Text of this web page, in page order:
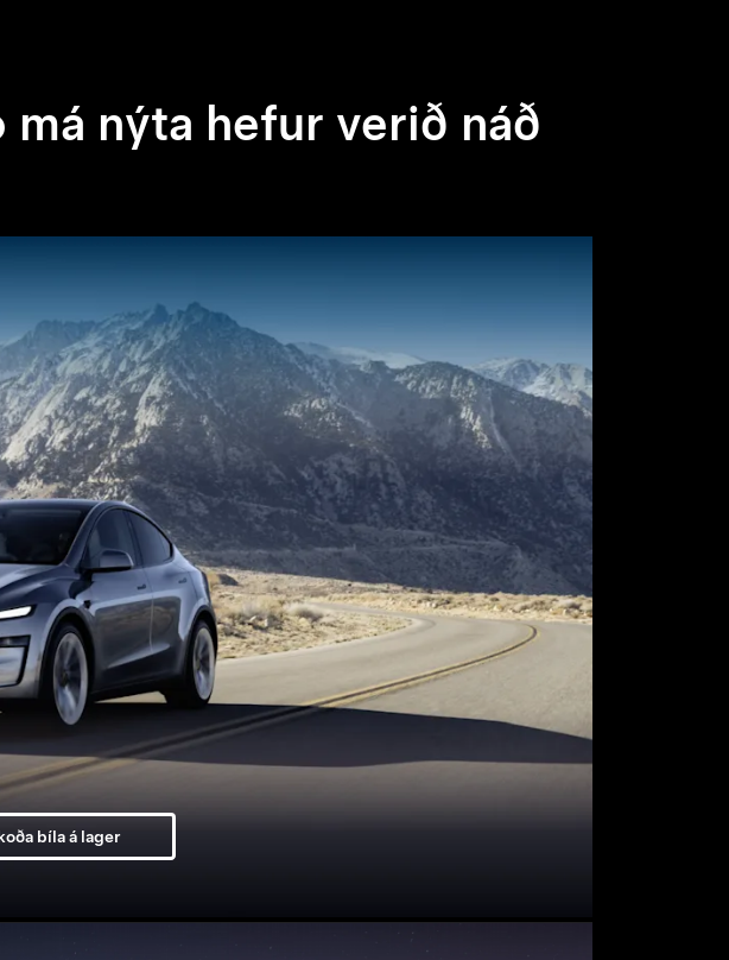
nýta hefur verið náð
bíla á lager